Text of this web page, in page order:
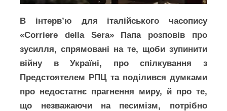
В інтерв’ю для італійського часопису
«Corriere della Sera» Папа розповів про
зусилля, спрямовані на те, щоби зупинити
війну в Україні, про спілкування з
Предстоятелем РПЦ та поділився думками
про недостатнє прагнення миру, й про те,
що незважаючи на песимізм, потрібно